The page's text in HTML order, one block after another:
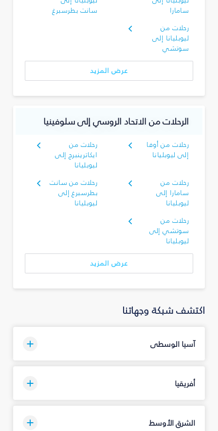
سامارا
سانت بطرسبرغ
رحلات من
ليوبليانا إلى
سوتشي
عرض المزيد
الرحلات من الاتحاد الروسي إلى سلوفينيا
رحلات من أوفا
إلى ليوبليانا
رحلات من
ايكاترينبرج إلى
ليوبليانا
رحلات من
سامارا إلى
ليوبليانا
رحلات من سانت
بطرسبرغ إلى
ليوبليانا
رحلات من
سوتشي إلى
ليوبليانا
عرض المزيد
اكتشف شبكة وجهاتنا
آسيا الوسطى
أفريقيا
الشرق الأوسط